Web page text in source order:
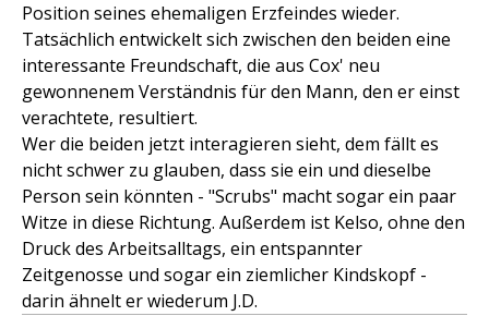
Position seines ehemaligen Erzfeindes wieder.
Tatsächlich entwickelt sich zwischen den beiden eine
interessante Freundschaft, die aus Cox' neu
gewonnenem Verständnis für den Mann, den er einst
verachtete, resultiert.
Wer die beiden jetzt interagieren sieht, dem fällt es
nicht schwer zu glauben, dass sie ein und dieselbe
Person sein könnten - "Scrubs" macht sogar ein paar
Witze in diese Richtung. Außerdem ist Kelso, ohne den
Druck des Arbeitsalltags, ein entspannter
Zeitgenosse und sogar ein ziemlicher Kindskopf -
darin ähnelt er wiederum J.D.